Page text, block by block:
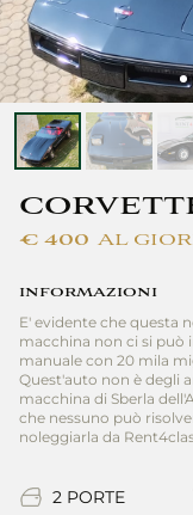
€ 400 AL
INFORMAZIONI
E' evidente che questa
macchina non ci si può
manuale con 20 mila
Quest'auto non è degli
macchina di Sberla
che nessuno può
noleggiarla da
2 PORTE